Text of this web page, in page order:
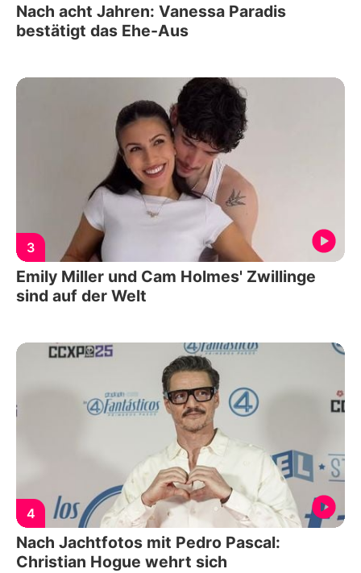
Nach acht Jahren: Vanessa Paradis
bestätigt das Ehe-Aus
3
Emily Miller und Cam Holmes' Zwillinge
sind auf der Welt
4
Nach Jachtfotos mit Pedro Pascal:
Christian Hogue wehrt sich